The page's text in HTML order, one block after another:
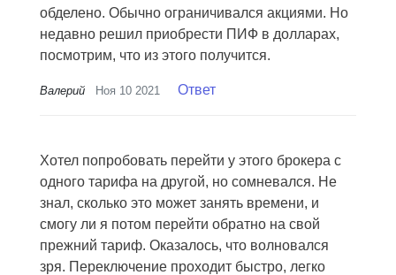
обделено. Обычно ограничивался акциями. Но
недавно решил приобрести ПИФ в долларах,
посмотрим, что из этого получится.
Валерий Ноя 10 2021 Ответ
Хотел попробовать перейти у этого брокера с
одного тарифа на другой, но сомневался. Не
знал, сколько это может занять времени, и
смогу ли я потом перейти обратно на свой
прежний тариф. Оказалось, что волновался
зря. Переключение проходит быстро, легко